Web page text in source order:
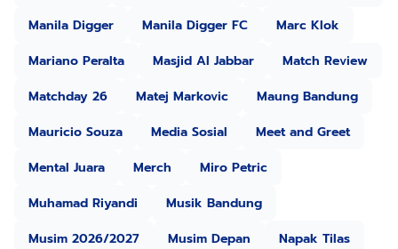
Manila Digger
Manila Digger FC
Marc Klok
Mariano Peralta
Masjid Al Jabbar
Match Review
Matchday 26
Matej Markovic
Maung Bandung
Mauricio Souza
Media Sosial
Meet and Greet
Mental Juara
Merch
Miro Petric
Muhamad Riyandi
Musik Bandung
Musim 2026/2027
Musim Depan
Napak Tilas